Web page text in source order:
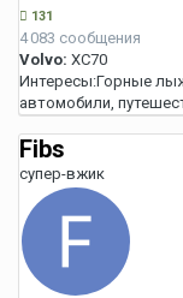
131
4 083 сообщения
Volvo: XC70
Интересы:Горные
автомобили,
Fibs
супер-вжик